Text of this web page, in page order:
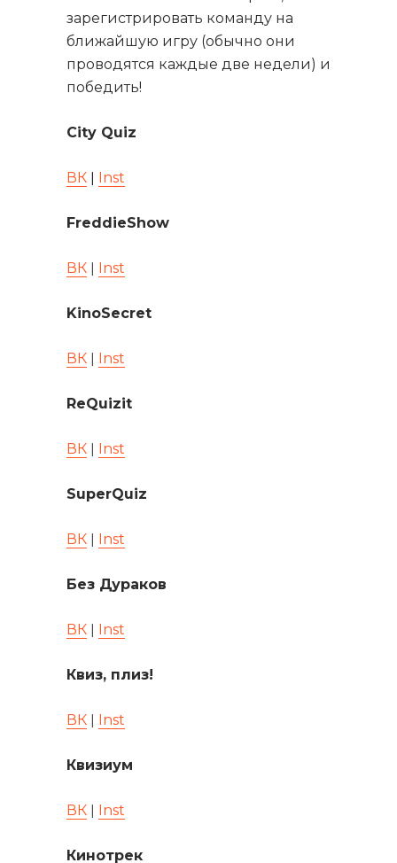
зарегистрировать команду на
ближайшую игру (обычно они
проводятся каждые две недели) и
победить!
City Quiz
ВК ǀ Inst
FreddieShow
ВК ǀ Inst
KinoSecret
ВК ǀ Inst
ReQuizit
ВК ǀ Inst
SuperQuiz
ВК ǀ Inst
Без Дураков
ВК ǀ Inst
Квиз, плиз!
ВК ǀ Inst
Квизиум
ВК ǀ Inst
Кинотрек